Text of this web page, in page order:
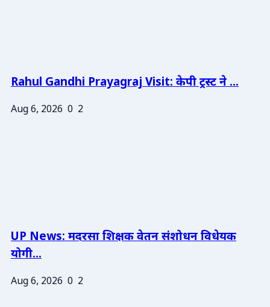
Rahul Gandhi Prayagraj Visit: केपी ट्रस्ट ने ...
Aug 6, 2026 0 2
UP News: मदरसा शिक्षक वेतन संशोधन विधेयक
योगी...
Aug 6, 2026 0 2